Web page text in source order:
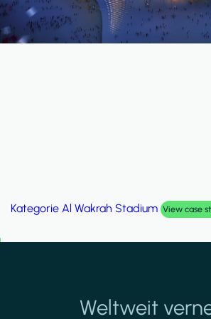
Kategorie Palm Hills Smart Villa View case
Weltweit